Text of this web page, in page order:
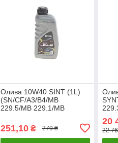
Олива 10W40 SINT (1L)
(SN/CF/A3/B4/MB
229.5/MB 229.1/MB
505.00/RN0700/RN0710)
504034 UA61
251,10₴ 279 ₴
20
22